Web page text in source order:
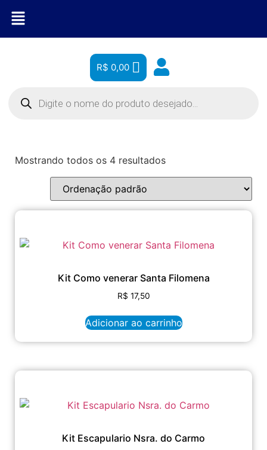
R$ 0,00
Mostrando todos os 4 resultados
Kit Como venerar Santa Filomena
R$ 17,50
Adicionar ao carrinho
Kit Escapulario Nsra. do Carmo